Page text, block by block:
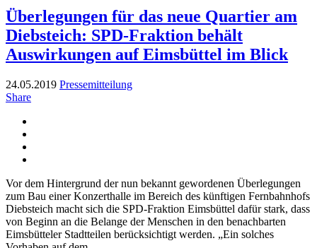
Überlegungen für das neue Quartier am
Diebsteich: SPD-Fraktion behält
Auswirkungen auf Eimsbüttel im Blick
24.05.2019 Pressemitteilung
Share
Vor dem Hintergrund der nun bekannt gewordenen Überlegungen
zum Bau einer Konzerthalle im Bereich des künftigen Fernbahnhofs
Diebsteich macht sich die SPD-Fraktion Eimsbüttel dafür stark, dass
von Beginn an die Belange der Menschen in den benachbarten
Eimsbütteler Stadtteilen berücksichtigt werden. „Ein solches